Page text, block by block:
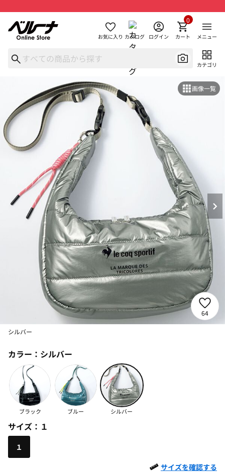
お気に入り カタログ ログイン カート
0
メニュー
カテゴリ
画像一覧
64
シルバー
カラー： シルバー
ブラック ブルー シルバー
サイズ： １
１
サイズを確認する